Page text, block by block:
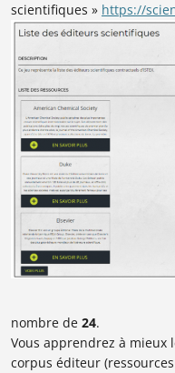
scientifiques » https://
nombre de 24.
Vous apprendrez à mieux
corpus éditeur